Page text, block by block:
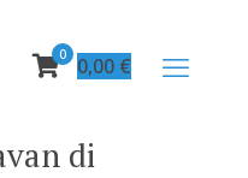
0 0,00 €
di